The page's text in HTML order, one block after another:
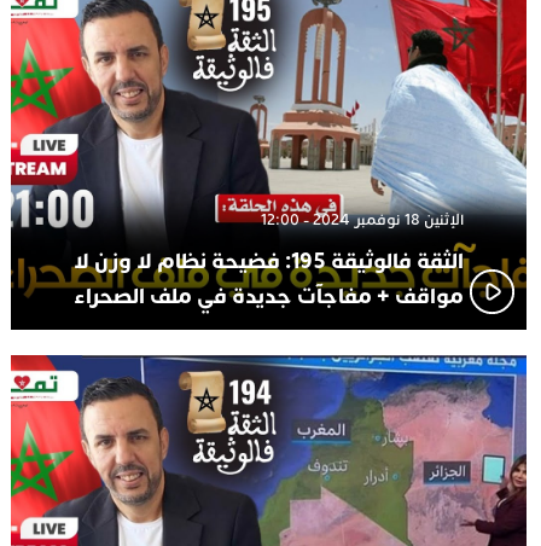
الإثنين 18 نوفمبر 2024 - 12:00
الثقة فالوثيقة 195: فضيحة نظام لا وزن لا
مواقف + مفاجآت جديدة في ملف الصحراء